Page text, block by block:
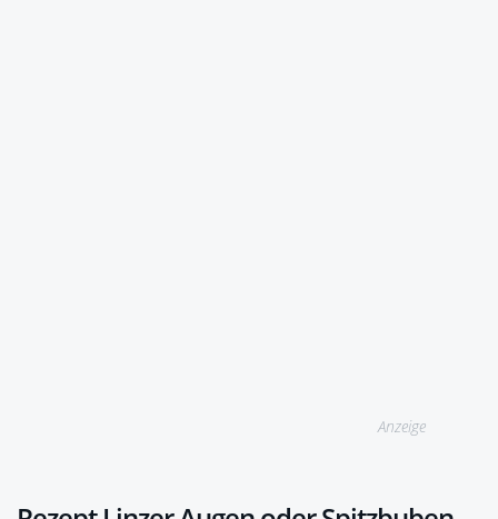
Anzeige